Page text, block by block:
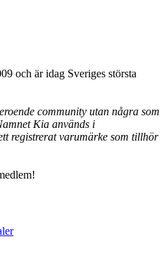
och är idag Sveriges största
community utan några som
Kia används i
registrerat varumärke som tillhör